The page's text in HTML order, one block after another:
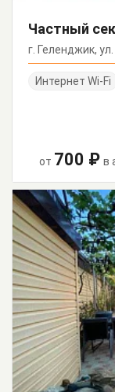
Частный
г. Геленджик,
Интернет Wi-Fi
от 700 ₽ в